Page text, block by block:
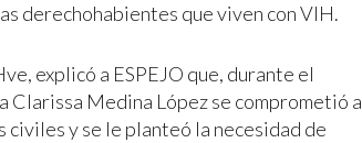
derechohabientes que viven con VIH.
explicó a ESPEJO que, durante el
Clarissa Medina López se comprometió a
y se le planteó la necesidad de